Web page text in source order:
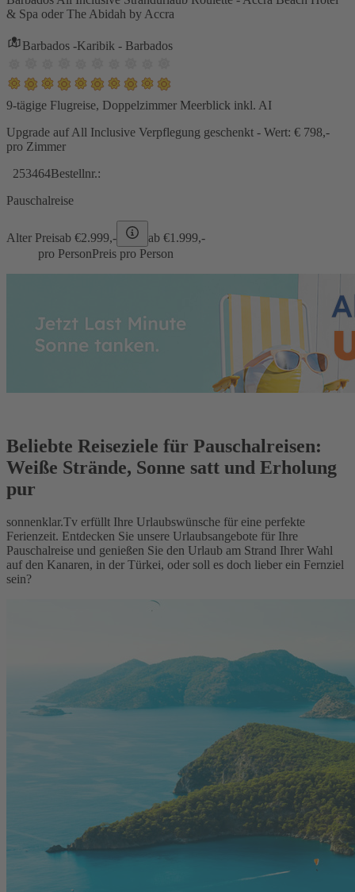
& Spa oder The Abidah by Accra
Barbados -Karibik - Barbados
9-tägige Flugreise, Doppelzimmer Meerblick inkl. AI
Upgrade auf All Inclusive Verpflegung geschenkt - Wert: € 798,-
pro Zimmer
253464Bestellnr.:
Pauschalreise
Alter Preisab €2.999,- ab €1.999,-
pro PersonPreis pro Person
Beliebte Reiseziele für Pauschalreisen:
Weiße Strände, Sonne satt und Erholung
pur
sonnenklar.Tv erfüllt Ihre Urlaubswünsche für eine perfekte
Ferienzeit. Entdecken Sie unsere Urlaubsangebote für Ihre
Pauschalreise und genießen Sie den Urlaub am Strand Ihrer Wahl
auf den Kanaren, in der Türkei, oder soll es doch lieber ein Fernziel
sein?